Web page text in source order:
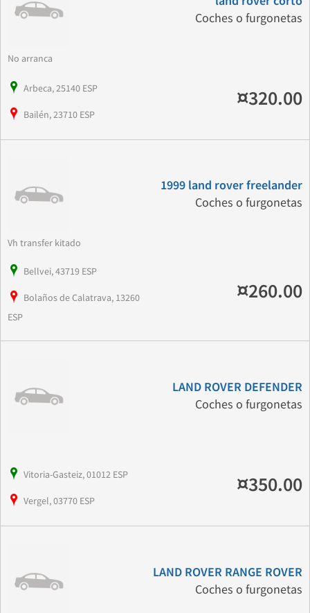
Coches o furgonetas
No arranca
Arbeca, 25140 ESP
Bailén, 23710 ESP
¤320.00
1999 land rover freelander
Coches o furgonetas
Vh transfer kitado
Bellvei, 43719 ESP
Bolaños de Calatrava, 13260
ESP
¤260.00
LAND ROVER DEFENDER
Coches o furgonetas
Vitoria-Gasteiz, 01012 ESP
Vergel, 03770 ESP
¤350.00
LAND ROVER RANGE ROVER
Coches o furgonetas